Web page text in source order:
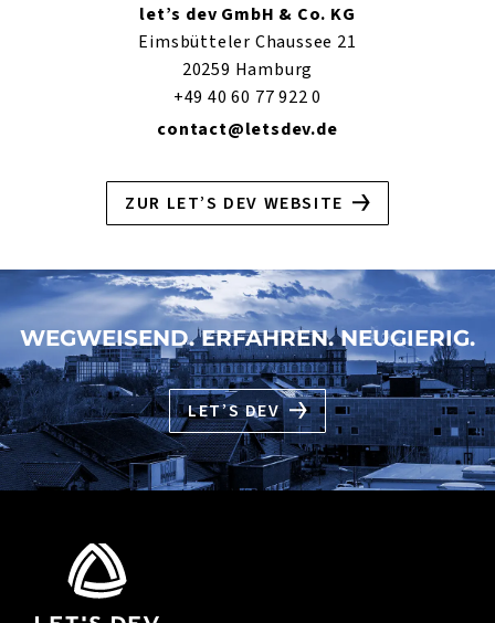
let’s dev GmbH & Co. KG
Eimsbütteler Chaussee 21
20259 Hamburg
+49 40 60 77 922 0
contact@letsdev.de
ZUR LET’S DEV WEBSITE
WEGWEISEND. ERFAHREN. NEUGIERIG.
LET’S DEV